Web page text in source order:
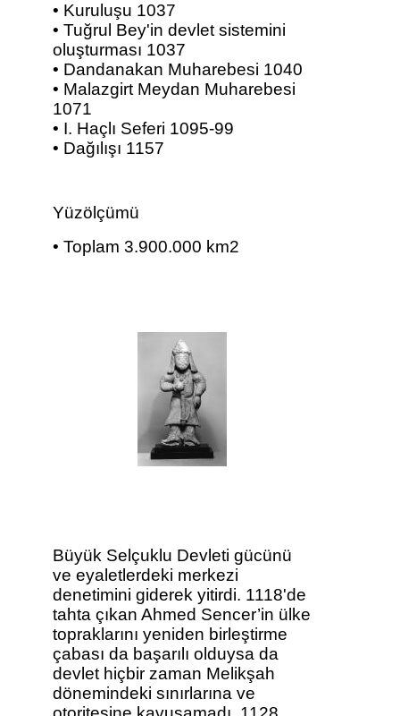
• Kuruluşu 1037
• Tuğrul Bey'in devlet sistemini
oluşturması 1037
• Dandanakan Muharebesi 1040
• Malazgirt Meydan Muharebesi
1071
• I. Haçlı Seferi 1095-99
• Dağılışı 1157
Yüzölçümü
• Toplam 3.900.000 km2
Büyük Selçuklu Devleti gücünü
ve eyaletlerdeki merkezi
denetimini giderek yitirdi. 1118'de
tahta çıkan Ahmed Sencer’in ülke
topraklarını yeniden birleştirme
çabası da başarılı olduysa da
devlet hiçbir zaman Melikşah
dönemindeki sınırlarına ve